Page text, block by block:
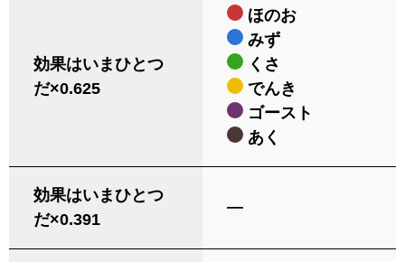
効果はいまひとつ
だ×0.625
ほのお
みず
くさ
でんき
ゴースト
あく
効果はいまひとつ
だ×0.391
―